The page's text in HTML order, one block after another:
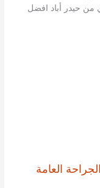
من حيدر أباد افضل
العامة